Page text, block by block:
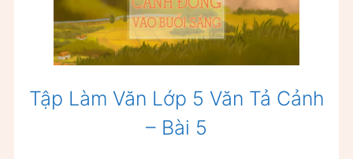
Tập Làm Văn Lớp 5 Văn Tả Cảnh
– Bài 5